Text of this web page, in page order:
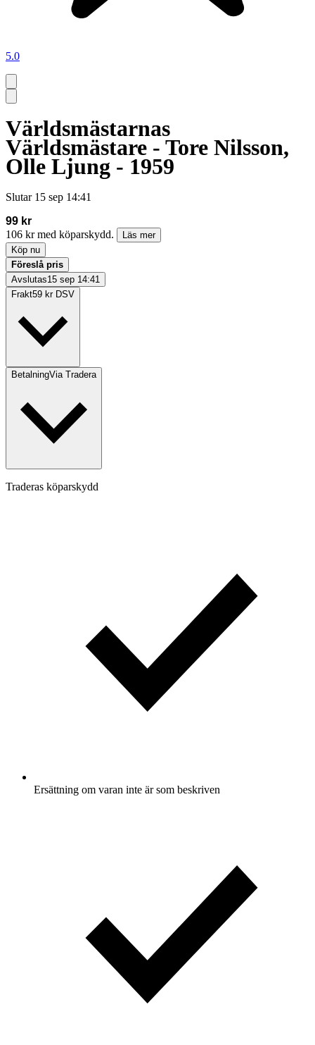
5.0
Världsmästarnas
Världsmästare - Tore Nilsson,
Olle Ljung - 1959
Slutar 15 sep 14:41
99 kr
106 kr med köparskydd.
Läs mer
Köp nu
Föreslå pris
Avslutas15 sep 14:41
Frakt59 kr DSV
BetalningVia Tradera
Traderas köparskydd
Ersättning om varan inte är som beskriven